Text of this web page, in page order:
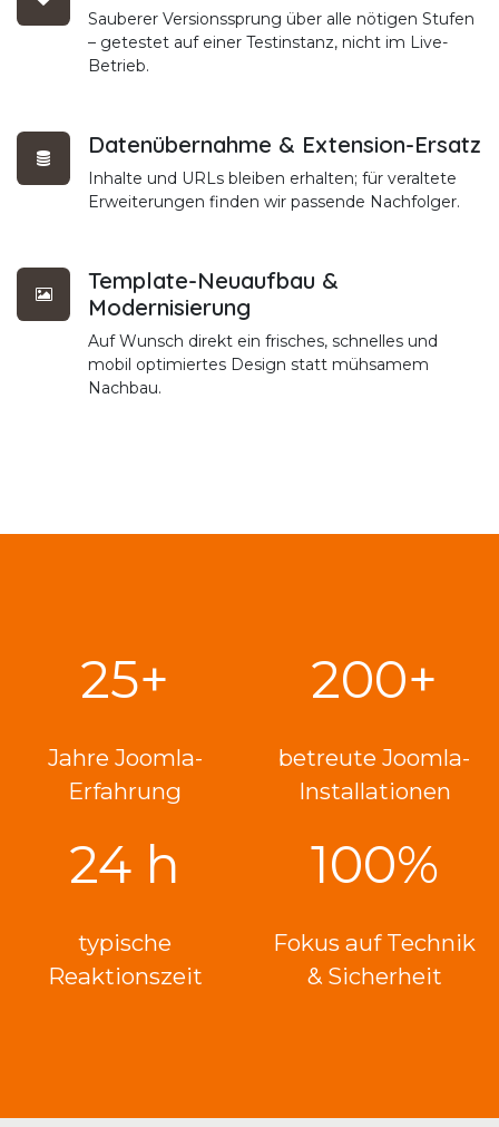
Sauberer Versionssprung über alle nötigen Stufen
– getestet auf einer Testinstanz, nicht im Live-
Betrieb.
Datenübernahme & Extension-Ersatz
Inhalte und URLs bleiben erhalten; für veraltete
Erweiterungen finden wir passende Nachfolger.
Template-Neuaufbau &
Modernisierung
Auf Wunsch direkt ein frisches, schnelles und
mobil optimiertes Design statt mühsamem
Nachbau.
25+
Jahre Joomla-
Erfahrung
200+
betreute Joomla-
Installationen
24 h
typische
Reaktionszeit
100%
Fokus auf Technik
& Sicherheit